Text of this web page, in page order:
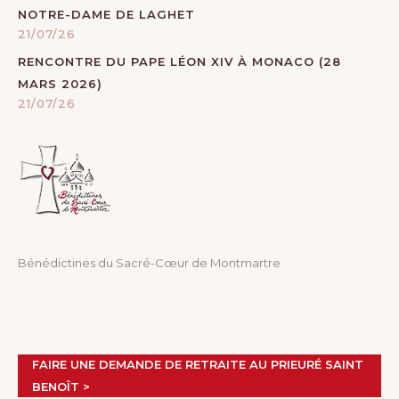
NOTRE-DAME DE LAGHET
21/07/26
RENCONTRE DU PAPE LÉON XIV À MONACO (28
MARS 2026)
21/07/26
Bénédictines du Sacré-Cœur de Montmartre
FAIRE UNE DEMANDE DE RETRAITE AU PRIEURÉ SAINT
BENOÎT >